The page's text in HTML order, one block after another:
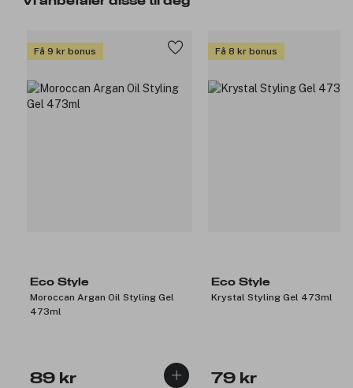
Få 9 kr bonus
Eco Style
Moroccan Argan Oil Styling Gel
473ml
89 kr
Få 8 kr bonus
Eco Style
Krystal Styling Gel 473ml
79 kr